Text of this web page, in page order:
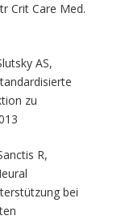
Crit Care Med.
AS,
zu
R,
bei